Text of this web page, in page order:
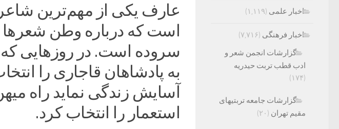
عارف یکی از مهم‌ترین
است که درباره وطن
سروده است. در روزهایی
به پادشاهان قاجاری را
آسایش زندگی نماید راه
استعمار را انتخاب کرد.
اخبار علمی (۱,۱۱۹)
اخبار فرهنگی (۷,۷۱۶)
گزارشات انجمن شعر و
ادب قطب تربت حیدریه
(۱۷۴)
گزارشات جامعه تربتیهای
مقیم تهران (۲۰)